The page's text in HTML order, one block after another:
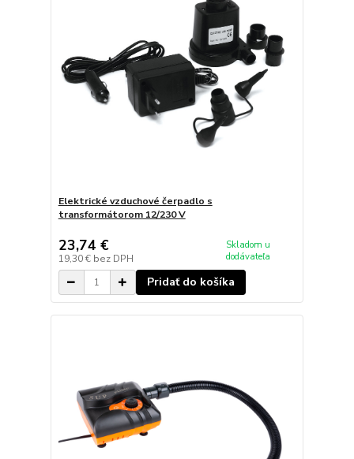
Elektrické vzduchové čerpadlo s
transformátorom 12/230 V
23,74 €
19,30 € bez DPH
Skladom u
dodávateľa
Pridať do košíka